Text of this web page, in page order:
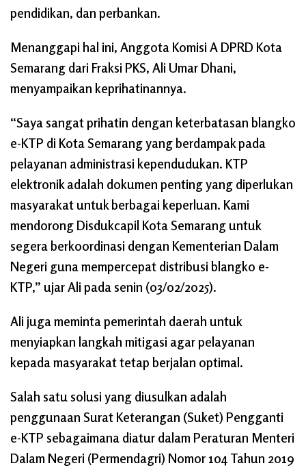
pendidikan, dan perbankan.
Menanggapi hal ini, Anggota Komisi A DPRD Kota
Semarang dari Fraksi PKS, Ali Umar Dhani,
menyampaikan keprihatinannya.
“Saya sangat prihatin dengan keterbatasan blangko
e-KTP di Kota Semarang yang berdampak pada
pelayanan administrasi kependudukan. KTP
elektronik adalah dokumen penting yang diperlukan
masyarakat untuk berbagai keperluan. Kami
mendorong Disdukcapil Kota Semarang untuk
segera berkoordinasi dengan Kementerian Dalam
Negeri guna mempercepat distribusi blangko e-
KTP,” ujar Ali pada senin (03/02/2025).
Ali juga meminta pemerintah daerah untuk
menyiapkan langkah mitigasi agar pelayanan
kepada masyarakat tetap berjalan optimal.
Salah satu solusi yang diusulkan adalah
penggunaan Surat Keterangan (Suket) Pengganti
e-KTP sebagaimana diatur dalam Peraturan Menteri
Dalam Negeri (Permendagri) Nomor 104 Tahun 2019